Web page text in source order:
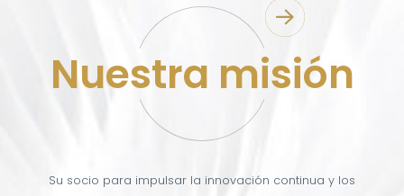
Nuestra misión
Su socio para impulsar la innovación continua y los